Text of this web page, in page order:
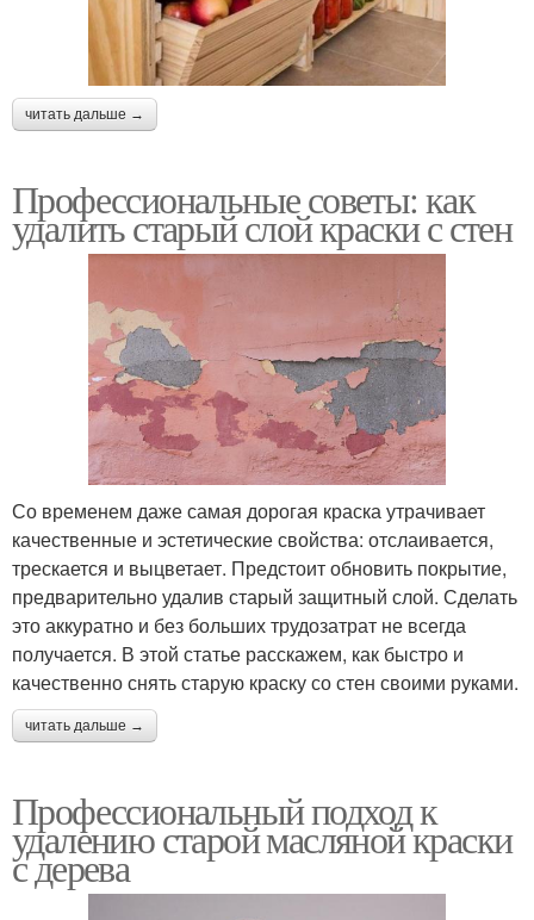
читать дальше →
Профессиональные советы: как
удалить старый слой краски с стен
Со временем даже самая дорогая краска утрачивает
качественные и эстетические свойства: отслаивается,
трескается и выцветает. Предстоит обновить покрытие,
предварительно удалив старый защитный слой. Сделать
это аккуратно и без больших трудозатрат не всегда
получается. В этой статье расскажем, как быстро и
качественно снять старую краску со стен своими руками.
читать дальше →
Профессиональный подход к
удалению старой масляной краски
с дерева